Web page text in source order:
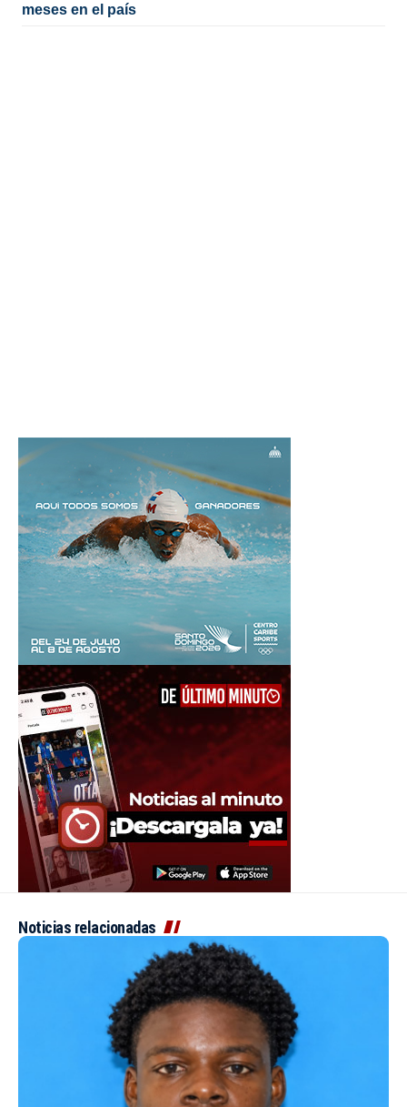
meses en el país
Noticias relacionadas